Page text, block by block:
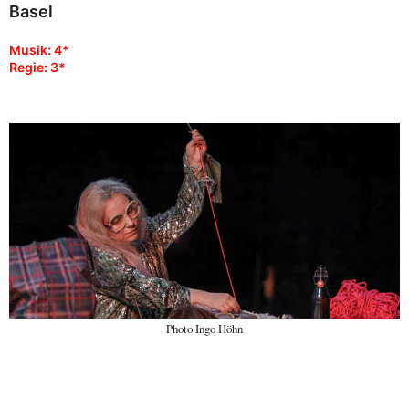
Basel
Musik: 4*
Regie: 3*
Photo Ingo Höhn